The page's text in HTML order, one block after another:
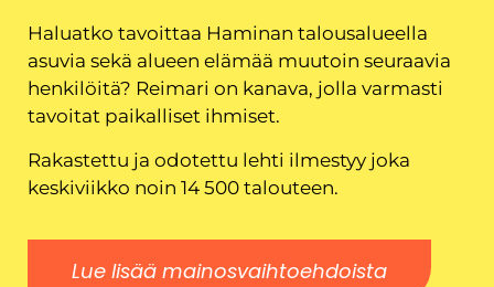
Haluatko tavoittaa Haminan talousalueella
asuvia sekä alueen elämää muutoin seuraavia
henkilöitä? Reimari on kanava, jolla varmasti
tavoitat paikalliset ihmiset.
Rakastettu ja odotettu lehti ilmestyy joka
keskiviikko noin 14 500 talouteen.
Lue lisää mainosvaihtoehdoista